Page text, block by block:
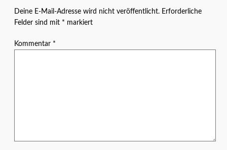
Deine E-Mail-Adresse wird nicht veröffentlicht. Erforderliche
Felder sind mit * markiert
Kommentar *